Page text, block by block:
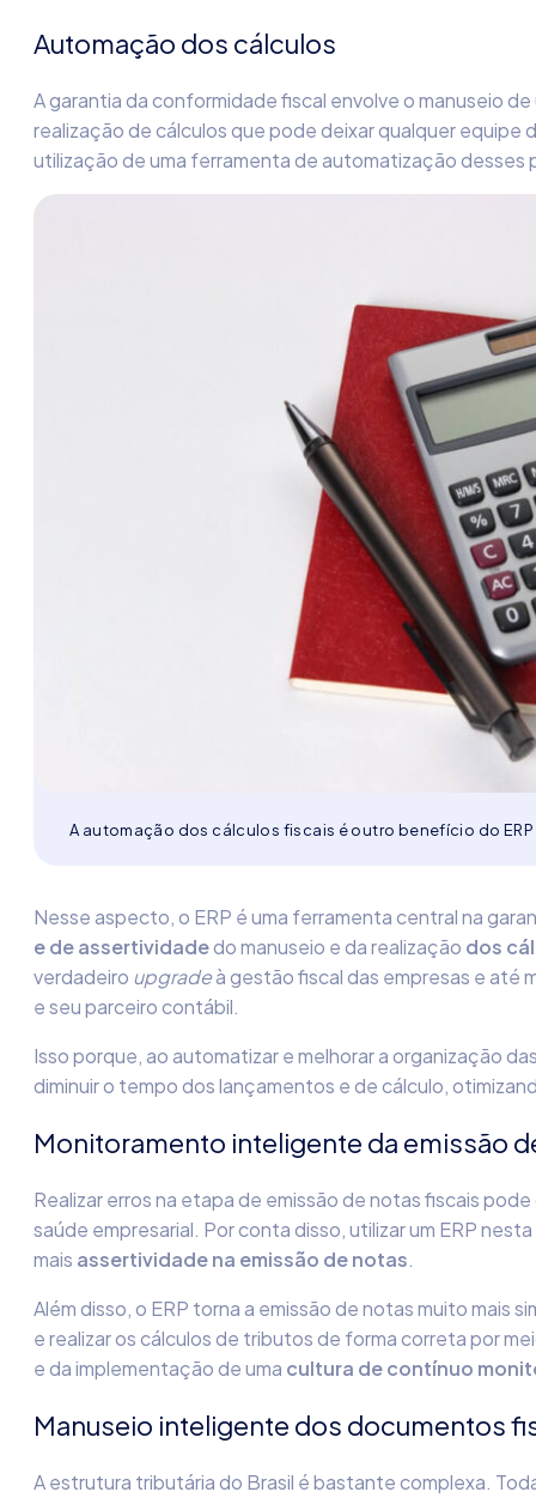
Automação dos cálculos
A garantia da conformidade fiscal envolve o manuseio
realização de cálculos que pode deixar qualquer equipe
utilização de uma ferramenta de automatização desses
A automação dos cálculos fiscais é outro benefício do
Nesse aspecto, o ERP é uma ferramenta central na
edeassertividadedo manuseio e da realização dos
verdadeiro upgradeà gestão fiscal das empresas e até
e seu parceiro contábil.
Isso porque, ao automatizar e melhorar a organização
diminuir o tempo dos lançamentos e de cálculo,
Monitoramento inteligente da emissão
Realizar erros na etapa de emissão de notas fiscais
saúde empresarial. Por conta disso, utilizar um ERP
mais assertividade na emissão de notas.
Além disso, o ERP torna a emissão de notas muito mais
e realizar os cálculos de tributos de forma correta por
e da implementação de uma cultura de contínuo
Manuseio inteligente dos documentos
A estrutura tributária do Brasil é bastante complexa.